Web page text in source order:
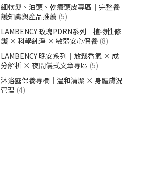
細軟髮、油頭、乾癢頭皮專區｜完整養
護知識與產品推薦 (5)
LAMBENCY 玫瑰PDRN系列｜植物性修
護 × 科學純淨 × 敏弱安心保養 (8)
LAMBENCY 晚安系列｜放鬆香氣 × 成
分解析 × 夜間儀式文章專區 (5)
沐浴露保養專欄｜溫和清潔 × 身體膚況
管理 (4)